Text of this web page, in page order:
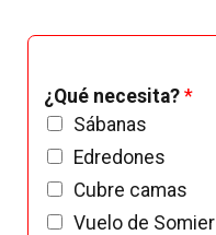
¿Qué necesita? *
Sábanas
Edredones
Cubre camas
Vuelo de Somier